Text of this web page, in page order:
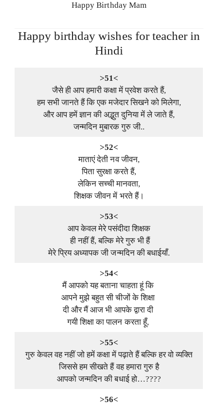
Happy Birthday Mam
Happy birthday wishes for teacher in
Hindi
>51<
जैसे ही आप हमारी कक्षा में प्रवेश करते हैं,
हम सभी जानते हैं कि एक मजेदार सिखने को मिलेगा,
और आप हमें ज्ञान की अद्भुत दुनिया में ले जाते हैं,
जन्मदिन मुबारक गुरु जी..
>52<
माताएं देती नव जीवन,
पिता सुरक्षा करते हैं,
लेकिन सच्ची मानवता,
शिक्षक जीवन में भरते हैं।
>53<
आप केवल मेरे पसंदीदा शिक्षक
ही नहीं हैं, बल्कि मेरे गुरु भी हैं
मेरे प्रिय अध्यापक जी जन्मदिन की बधाईयाँ.
>54<
मैं आपको यह बताना चाहता हूं कि
आपने मुझे बहुत सी चीजों के शिक्षा
दी और मैं आज भी आपके द्वारा दी
गयी शिक्षा का पालन करता हूँ,
>55<
गुरु केवल वह नहीं जो हमें कक्षा में पढ़ाते हैं बल्कि हर वो व्यक्ति
जिससे हम सीखते हैं वह हमारा गुरु है
आपको जन्मदिन की बधाई हो…????
>56<